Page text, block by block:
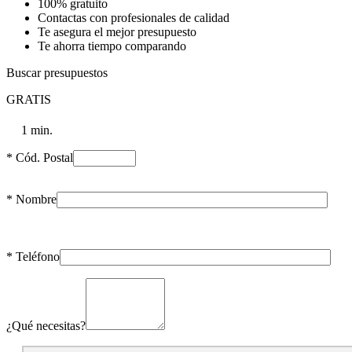
100% gratuito
Contactas con profesionales de calidad
Te asegura el mejor presupuesto
Te ahorra tiempo comparando
Buscar presupuestos
GRATIS
1 min.
* Cód. Postal
* Nombre
* Teléfono
¿Qué necesitas?